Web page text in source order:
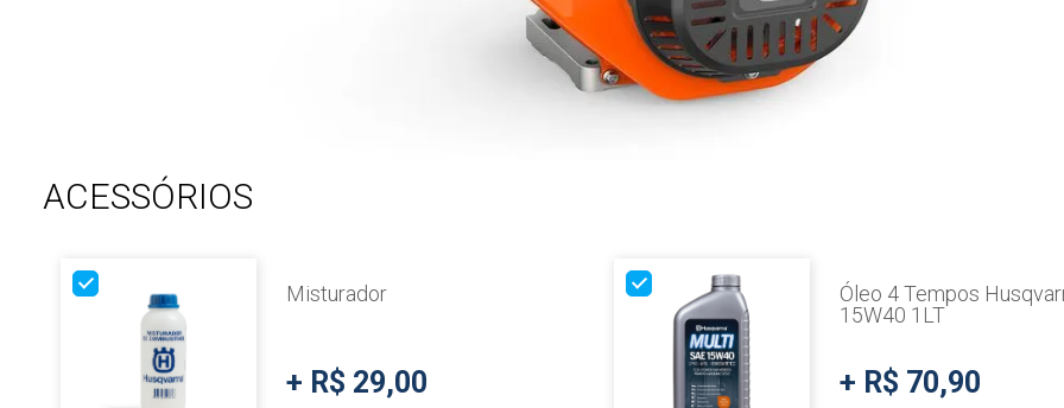
ACESSÓRIOS
Misturador
+ R$ 29,00
Óleo 4 Tempos
15W40 1LT
+ R$ 70,90